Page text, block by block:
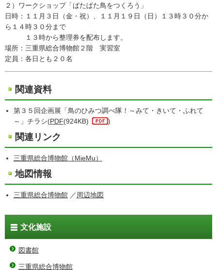
２）ワークショップ「ぱたぱた鳥をつくろう」
日時：１１月３日（金・祝）、１１月１９日（日）１３時３０分か
ら１４時３０分まで
１３時から整理券を配布します。
場所：三重県総合博物館２階 実習室
定員：各日とも２０名
関連資料
第３５回企画展「鳥のひみつ調べ隊！～みて・きいて・ふれて
～」チラシ(PDF(924KB) )
関連リンク
三重県総合博物館（MieMu）
地図情報
三重県総合博物館 ／ 周辺地図
文化施設
図書館
三重県総合博物館